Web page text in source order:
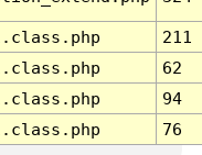
211
62
94
76